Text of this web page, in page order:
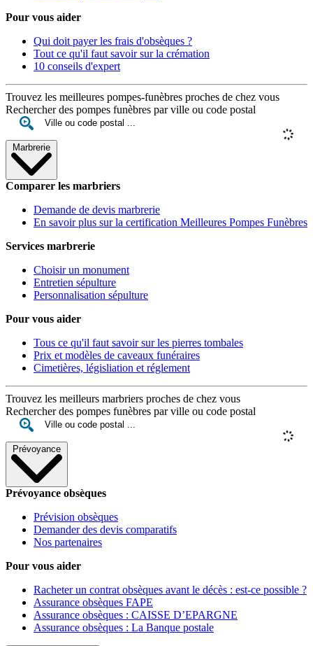
Pour vous aider
Qui doit payer les frais d'obsèques ?
Tout ce qu'il faut savoir sur la crémation
10 conseils d'expert
Trouvez les meilleures pompes-funèbres proches de chez vous
Rechercher des pompes funèbres par ville ou code postal
Marbrerie
Comparer les marbriers
Demande de devis marbrerie
En savoir plus sur la certification Meilleures Pompes Funèbres
Services marbrerie
Choisir un monument
Entretien sépulture
Personnalisation sépulture
Pour vous aider
Tous ce qu'il faut savoir sur les pierres tombales
Prix et modèles de caveaux funéraires
Cimetières, législiation et réglement
Trouvez les meilleurs marbriers proches de chez vous
Rechercher des pompes funèbres par ville ou code postal
Prévoyance
Prévoyance obsèques
Prévision obsèques
Demander des devis comparatifs
Nos partenaires
Pour vous aider
Racheter un contrat obsèques avant le décès : est-ce possible ?
Assurance obsèques FAPE
Assurance obsèques : CAISSE D’EPARGNE
Assurance obsèques : La Banque postale